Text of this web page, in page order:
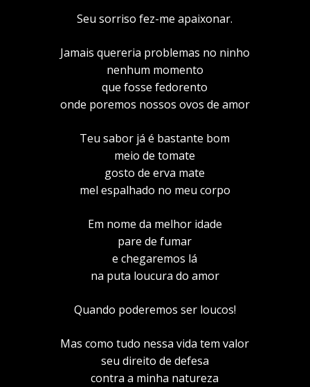
Seu sorriso fez-me apaixonar.
Jamais quereria problemas no ninho
nenhum momento
que fosse fedorento
onde poremos nossos ovos de amor
Teu sabor já é bastante bom
meio de tomate
gosto de erva mate
mel espalhado no meu corpo
Em nome da melhor idade
pare de fumar
e chegaremos lá
na puta loucura do amor
Quando poderemos ser loucos!
Mas como tudo nessa vida tem valor
seu direito de defesa
contra a minha natureza